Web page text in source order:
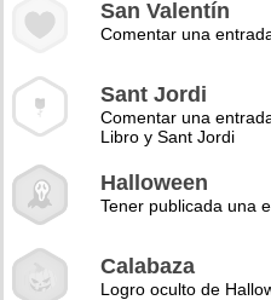
San Valentín
Comentar una
Sant Jordi
Comentar una
Libro y Sant Jordi
Halloween
Tener publicada una
Calabaza
Logro oculto de